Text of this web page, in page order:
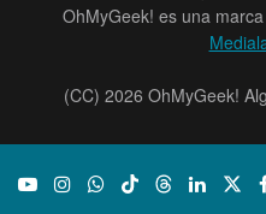
OhMyGeek! es una
(CC) 2026 OhMyGeek!